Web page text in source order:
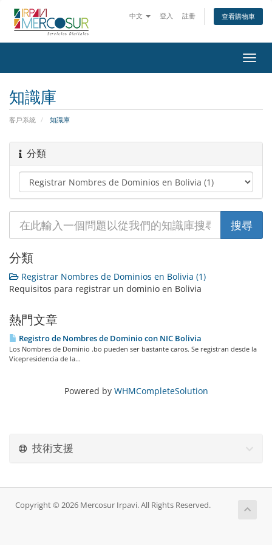
中文 登入 註冊 查看購物車
知識庫
客戶系統 知識庫
分類
分類
Registrar Nombres de Dominios en Bolivia (1)
Requisitos para registrar un dominio en Bolivia
熱門文章
Registro de Nombres de Dominio con NIC Bolivia
Los Nombres de Dominio .bo pueden ser bastante caros. Se registran desde la
Vicepresidencia de la...
Powered by WHMCompleteSolution
技術支援
Copyright © 2026 Mercosur Irpavi. All Rights Reserved.